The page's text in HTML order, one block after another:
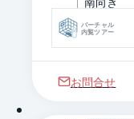
バーチャル
内覧ツアー
お問合せ